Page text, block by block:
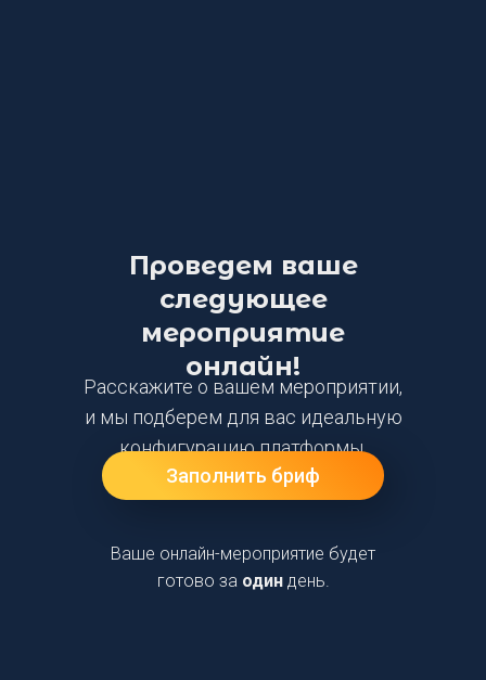
Проведем ваше
следующее
мероприятие
онлайн!
Расскажите о вашем мероприятии,
и мы подберем для вас идеальную
конфигурацию платформы.
Заполнить бриф
Ваше онлайн-мероприятие будет
готово за одиндень.